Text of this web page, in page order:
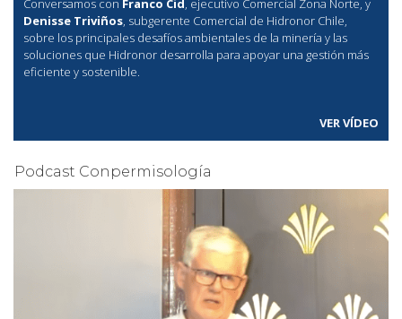
Conversamos con Franco Cid, ejecutivo Comercial Zona Norte, y
Denisse Triviños, subgerente Comercial de Hidronor Chile,
sobre los principales desafíos ambientales de la minería y las
soluciones que Hidronor desarrolla para apoyar una gestión más
eficiente y sostenible.
VER VÍDEO
Podcast Conpermisología